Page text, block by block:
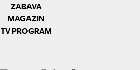
ZABAVA
MAGAZIN
TV PROGRAM